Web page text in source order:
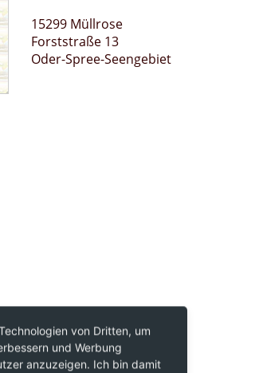
15299 Müllrose
Forststraße 13
Oder-Spree-Seengebiet
von Dritten, um
und Werbung
anzuzeigen. Ich bin damit